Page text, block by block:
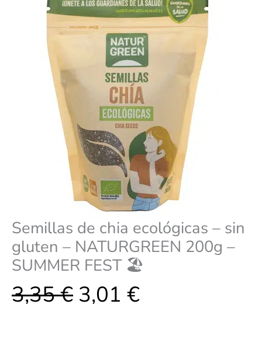
Semillas de chia ecológicas – sin
gluten – NATURGREEN 200g –
SUMMER FEST 🏖️
3,35€
era:
3,35 €.
3,01 €
es:
3,01 €.
NATURGREEN
SUMMER